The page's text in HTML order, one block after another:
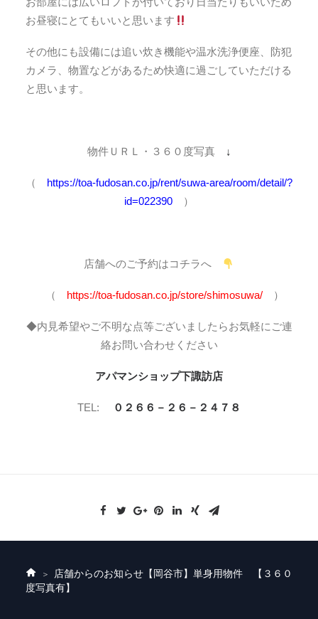
お昼寝にとてもいいと思います
その他にも設備には追い炊き機能や温水洗浄便座、防犯
カメラ、物置などがあるため快適に過ごしていただける
と思います。
物件ＵＲＬ・３６０度写真 ↓
（ https://toa-fudosan.co.jp/rent/suwa-area/room/detail/?
id=022390 ）
店舗へのご予約はコチラへ
（ https://toa-fudosan.co.jp/store/shimosuwa/）
◆内見希望やご不明な点等ございましたらお気軽にご連
絡お問い合わせください
アパマンショップ下諏訪店
TEL: ０２６６－２６－２４７８
ホ
ー
店舗からのお知らせ 【岡谷市】単身用物件 【３６０
度写真有】